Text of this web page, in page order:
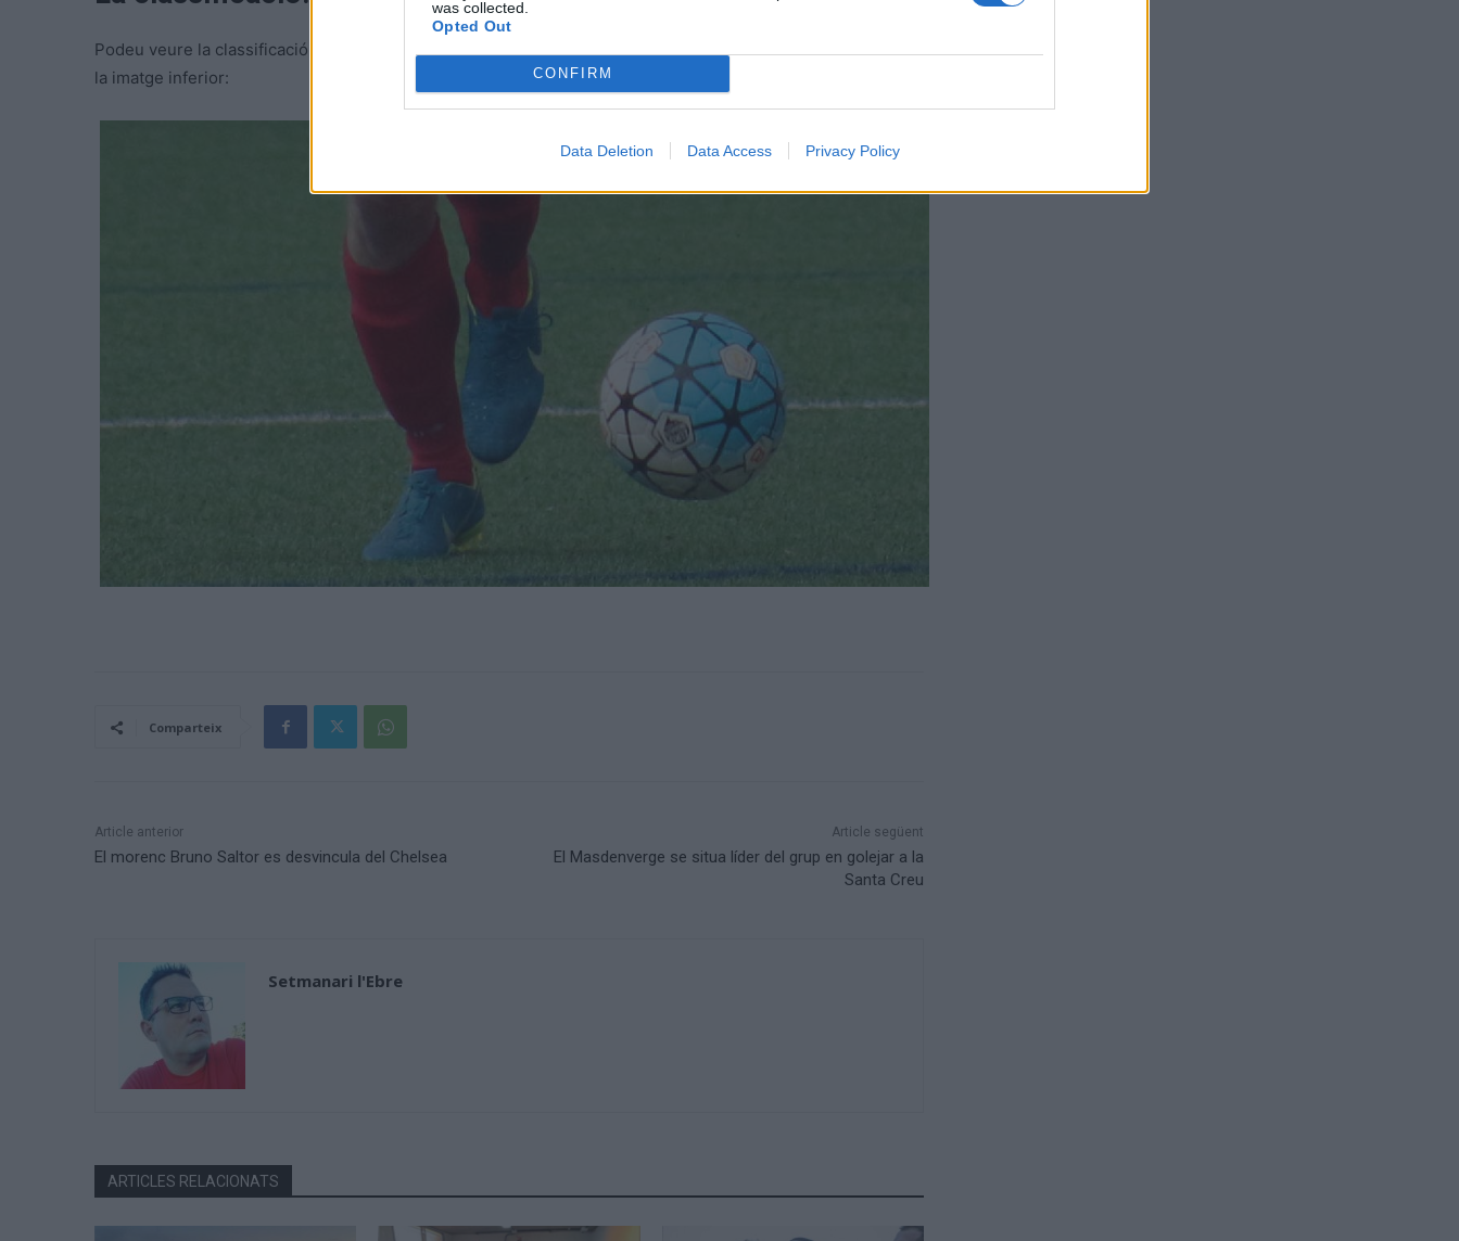
was collected.
Opted Out
CONFIRM
Data Deletion Data Access Privacy Policy
Podeu veure la classificació després de la segona jornada de lliga al grup divuitè de tercera catalana, clicant
la imatge inferior:
Comparteix
Article anterior
El morenc Bruno Saltor es desvincula del Chelsea
Article següent
El Masdenverge se situa líder del grup en golejar a la
Santa Creu
Setmanari l'Ebre
ARTICLES RELACIONATS